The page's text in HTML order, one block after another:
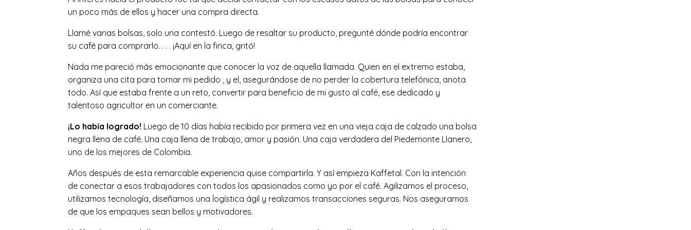
un poco más de ellos y hacer una compra directa.
Llamé varias bolsas, solo una contestó. Luego de resaltar su producto, pregunté dónde podría encontrar
su café para comprarlo. . . . ¡Aquí en la finca, gritó!
Nada me pareció más emocionante que conocer la voz de aquella llamada. Quien en el extremo estaba,
organiza una cita para tomar mi pedido , y el, asegurándose de no perder la cobertura telefónica, anota
todo. Así que estaba frente a un reto, convertir para beneficio de mi gusto al café, ese dedicado y
talentoso agricultor en un comerciante.
¡Lo había logrado! Luego de 10 días había recibido por primera vez en una vieja caja de calzado una bolsa
negra llena de café. Una caja llena de trabajo, amor y pasión. Una caja verdadera del Piedemonte Llanero,
uno de los mejores de Colombia.
Años después de esta remarcable experiencia quise compartirla. Y así empieza Kaffetal. Con la intención
de conectar a esos trabajadores con todos los apasionados como yo por el café. Agilizamos el proceso,
utilizamos tecnología, diseñamos una logística ágil y realizamos transacciones seguras. Nos aseguramos
de que los empaques sean bellos y motivadores.